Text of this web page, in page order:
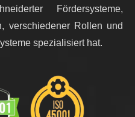
Fördersysteme,
verschiedener Rollen und
spezialisiert hat.